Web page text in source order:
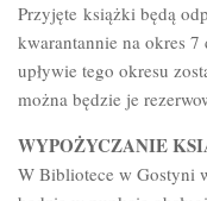
Przyjęte książki będą
kwarantannie na okres
upływie tego okresu
można będzie je
WYPOŻYCZANIE
W Bibliotece w Gostyni